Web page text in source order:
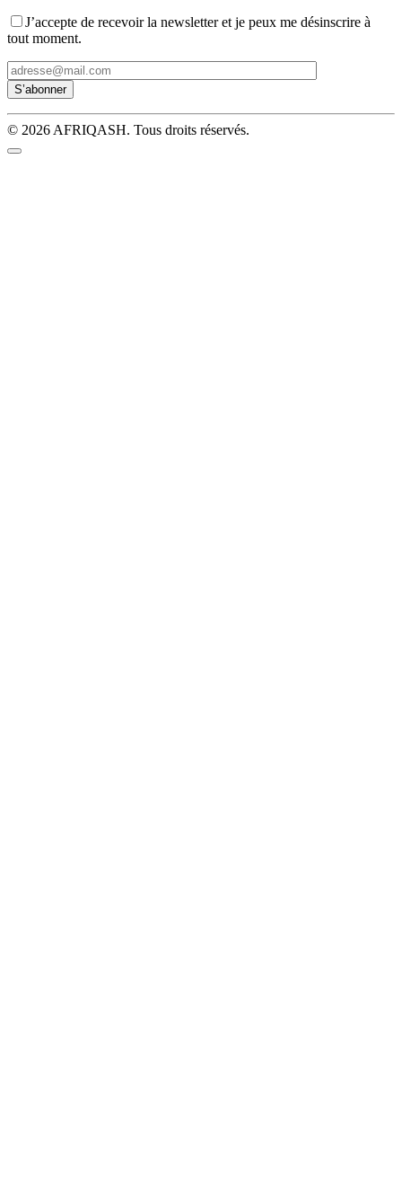
J’accepte de recevoir la newsletter et je peux me désinscrire à
tout moment.
© 2026 AFRIQASH. Tous droits réservés.